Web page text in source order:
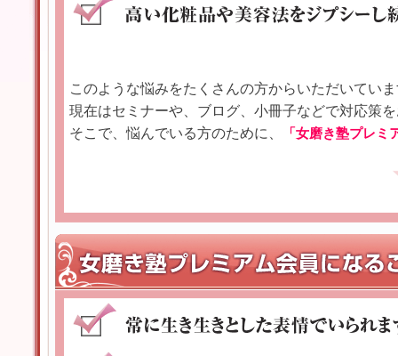
このような悩みをたくさんの方からいただいてい
現在はセミナーや、ブログ、小冊子などで対応策
そこで、悩んでいる方のために、
「女磨き塾プレミ